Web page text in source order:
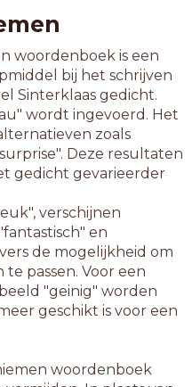
woordenboek is een
bij het schrijven
Sinterklaas gedicht.
wordt ingevoerd. Het
zoals
Deze resultaten
gedicht gevarieerder
verschijnen
en
de mogelijkheid om
passen. Voor een
"geinig" worden
geschikt is voor een
woordenboek